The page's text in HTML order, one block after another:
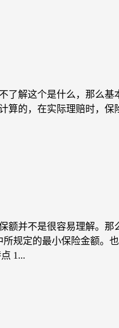
解这个是什么，那么
的，在实际理赔时，
并不是很容易理解。
规定的最小保险金额
1...